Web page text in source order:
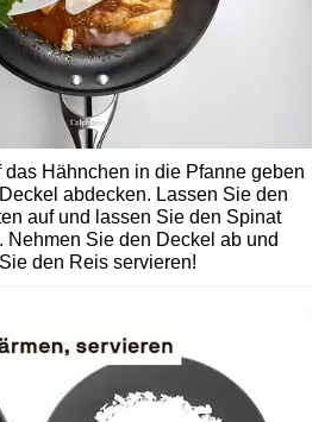
das Hähnchen in die Pfanne geben
abdecken. Lassen Sie den
auf und lassen Sie den Spinat
Nehmen Sie den Deckel ab und
den Reis servieren!